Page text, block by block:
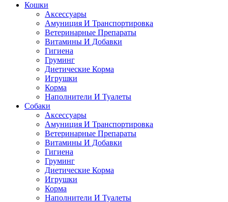
Кошки
Аксессуары
Амуниция И Транспортировка
Ветеринарные Препараты
Витамины И Добавки
Гигиена
Груминг
Диетические Корма
Игрушки
Корма
Наполнители И Туалеты
Собаки
Аксессуары
Амуниция И Транспортировка
Ветеринарные Препараты
Витамины И Добавки
Гигиена
Груминг
Диетические Корма
Игрушки
Корма
Наполнители И Туалеты